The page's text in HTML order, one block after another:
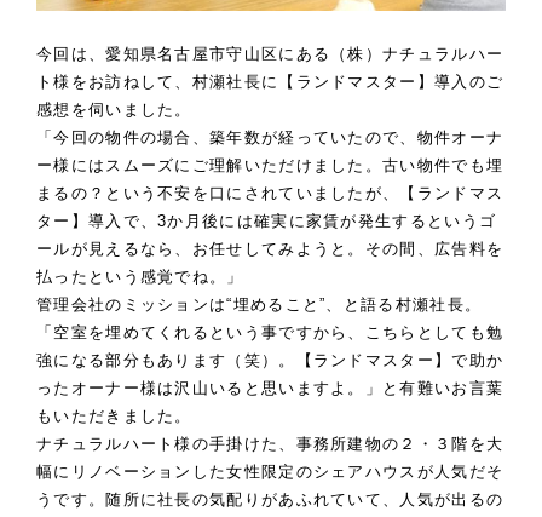
今回は、愛知県名古屋市守山区にある（株）ナチュラルハー
ト様をお訪ねして、村瀬社長に【ランドマスター】導入のご
感想を伺いました。
「今回の物件の場合、築年数が経っていたので、物件オーナ
ー様にはスムーズにご理解いただけました。古い物件でも埋
まるの？という不安を口にされていましたが、【ランドマス
ター】導入で、3か月後には確実に家賃が発生するというゴ
ールが見えるなら、お任せしてみようと。その間、広告料を
払ったという感覚でね。」
管理会社のミッションは“埋めること”、と語る村瀬社長。
「空室を埋めてくれるという事ですから、こちらとしても勉
強になる部分もあります（笑）。【ランドマスター】で助か
ったオーナー様は沢山いると思いますよ。」と有難いお言葉
もいただきました。
ナチュラルハート様の手掛けた、事務所建物の２・３階を大
幅にリノベーションした女性限定のシェアハウスが人気だそ
うです。随所に社長の気配りがあふれていて、人気が出るの